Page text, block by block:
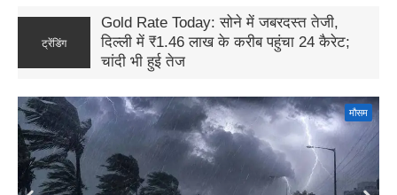
ट्रेंडिंग
यूपी अनुपूरक बजट 2026: ग्रामीण विकास के लिए
17,942 करोड़ रुपये का प्रावधान; आजीविका और
कृषि पर सबसे बड़ा जोर
मौसम